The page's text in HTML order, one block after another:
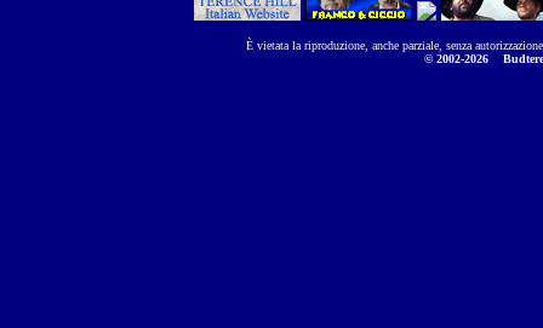
È vietata la riproduzione, anche parziale, senza
© 2002-2026